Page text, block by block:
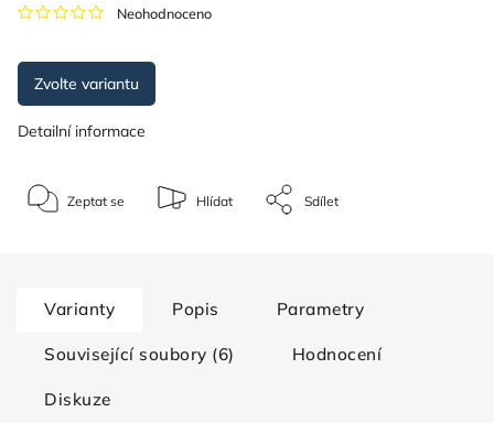
Neohodnoceno
Zvolte variantu
Detailní informace
Zeptat se Hlídat Sdílet
Varianty Popis Parametry
Související soubory (6) Hodnocení
Diskuze